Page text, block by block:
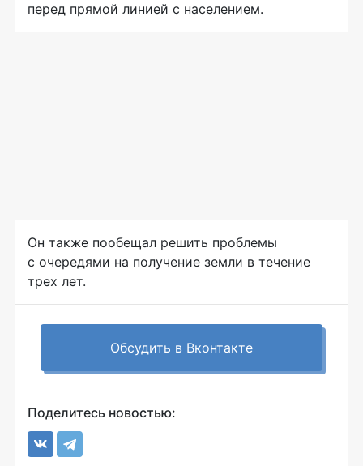
перед прямой линией с населением.
Он также пообещал решить проблемы
с очередями на получение земли в течение
трех лет.
Обсудить в Вконтакте
Поделитесь новостью: